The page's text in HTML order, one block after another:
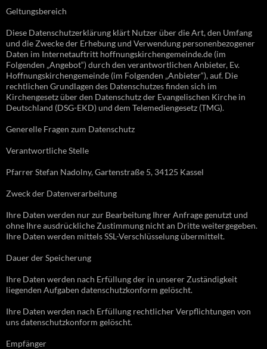
Geltungsbereich
Diese Datenschutzerklärung klärt Nutzer über die Art, den Umfang
und die Zwecke der Erhebung und Verwendung personenbezogener
Daten im Internetauftritt hoffnungskirchengemeinde.de (im
Folgenden „Angebot“) durch den verantwortlichen Anbieter, Ev.
Hoffnungskirchengemeinde (im Folgenden „Anbieter“), auf. Die
rechtlichen Grundlagen des Datenschutzes finden sich im
Kirchengesetz über den Datenschutz der Evangelischen Kirche in
Deutschland (DSG-EKD) und dem Telemediengesetz (TMG).
Generelle Fragen zum Datenschutz
Verantwortliche Stelle
Pfarrer Stefan Nadolny, Gartenstraße 5, 34125 Kassel
Zweck der Datenverarbeitung
Ihre Daten werden nur zur Bearbeitung Ihrer Anfrage genutzt und
ohne Ihre ausdrückliche Zustimmung nicht an Dritte weitergegeben.
Ihre Daten werden mittels SSL-Verschlüsselung übermittelt.
Dauer der Speicherung
Ihre Daten werden nach Erfüllung der in unserer Zuständigkeit
liegenden Aufgaben datenschutzkonform gelöscht.
Ihre Daten werden nach Erfüllung rechtlicher Verpflichtungen von
uns datenschutzkonform gelöscht.
Empfänger